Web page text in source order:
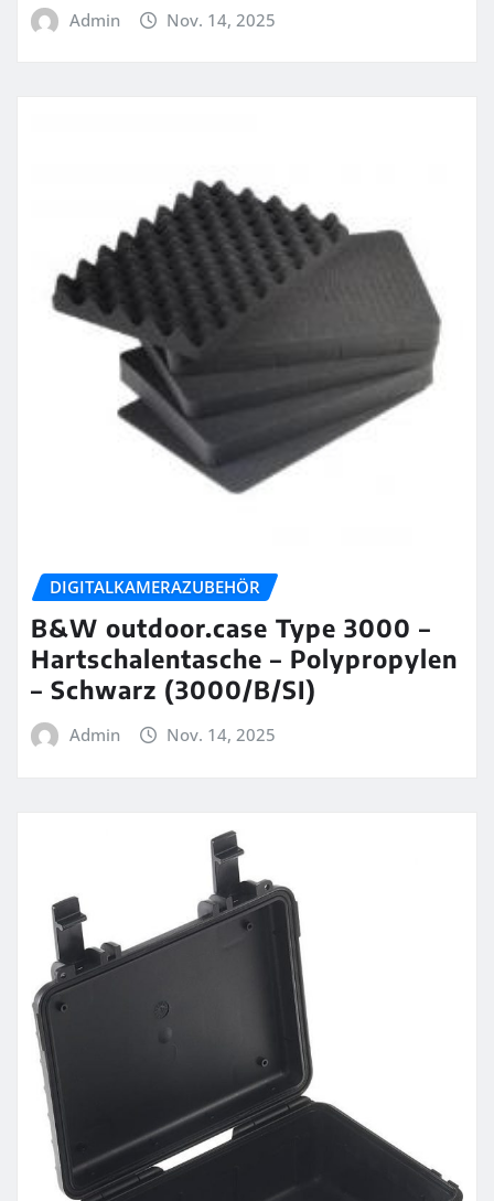
Admin Nov. 14, 2025
DIGITALKAMERAZUBEHÖR
B&W outdoor.case Type 3000 –
Hartschalentasche – Polypropylen
– Schwarz (3000/B/SI)
Admin Nov. 14, 2025